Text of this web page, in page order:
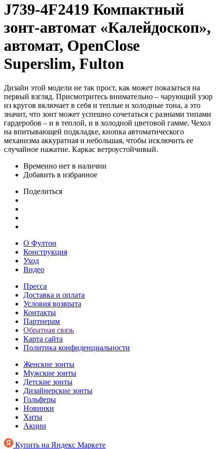
J739-4F2419 Компактный
зонт-автомат «Калейдоскоп»,
автомат, OpenClose
Superslim, Fulton
Дизайн этой модели не так прост, как может показаться на
первый взгляд. Присмотритесь внимательно – чарующий узор
из кругов включает в себя и теплые и холодные тона, а это
значит, что зонт может успешно сочетаться с разными типами
гардеробов – и в теплой, и в холодной цветовой гамме. Чехол
на впитывающей подкладке, кнопка автоматического
механизма аккуратная и небольшая, чтобы исключить ее
случайное нажатие. Каркас ветроустойчивый.
Временно нет в наличии
Добавить в избранное
Поделиться
О Фултон
Конструкция
Уход
Видео
Пресса
Доставка и оплата
Условия возврата
Контакты
Партнерам
Обратная связь
Карта сайта
Политика конфиденциальности
Женские зонты
Мужские зонты
Детские зонты
Дизайнерские зонты
Гольферы
Новинки
Хиты
Акции
Купить на Яндекс Маркете